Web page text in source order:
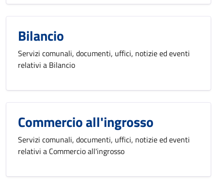
Bilancio
Servizi comunali, documenti, uffici, notizie ed eventi
relativi a Bilancio
Commercio all'ingrosso
Servizi comunali, documenti, uffici, notizie ed eventi
relativi a Commercio all'ingrosso